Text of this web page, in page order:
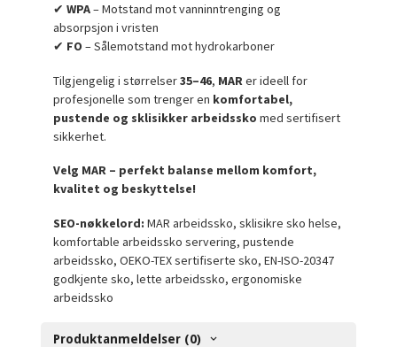
✔WPA– Motstand mot vanninntrenging og
absorpsjon i vristen
✔ FO – Sålemotstand mot hydrokarboner
Tilgjengelig i størrelser35–46, MARer ideell for
profesjonelle som trenger en komfortabel,
pustende og sklisikker arbeidssko med sertifisert
sikkerhet.
Velg MAR – perfekt balanse mellom komfort,
kvalitet og beskyttelse!
SEO-nøkkelord: MAR arbeidssko, sklisikre sko helse,
komfortable arbeidssko servering, pustende
arbeidssko, OEKO-TEX sertifiserte sko, EN-ISO-20347
godkjente sko, lette arbeidssko, ergonomiske
arbeidssko
Produktanmeldelser (0)